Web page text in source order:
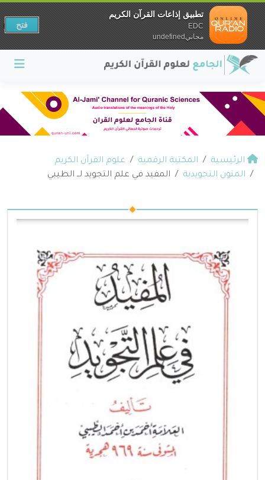
الرئيسية المكتبة الرقمية
علوم القرآن الكريم
المتون التجويدية
المفيد في علم التجويد لــ الطيبي
تطبيق إذاعات القرآن الكريم
EDC
مجانيundefined
فتح